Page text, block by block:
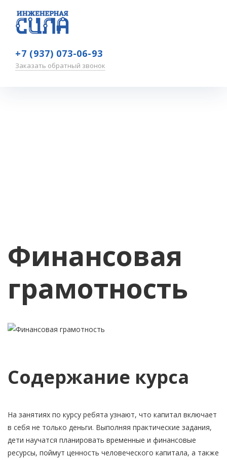
+7 (937) 073-06-93
Заказать обратный звонок
Финансовая
грамотность
Содержание курса
На занятиях по курсу ребята узнают, что капитал включает
в себя не только деньги. Выполняя практические задания,
дети научатся планировать временные и финансовые
ресурсы, поймут ценность человеческого капитала, а также